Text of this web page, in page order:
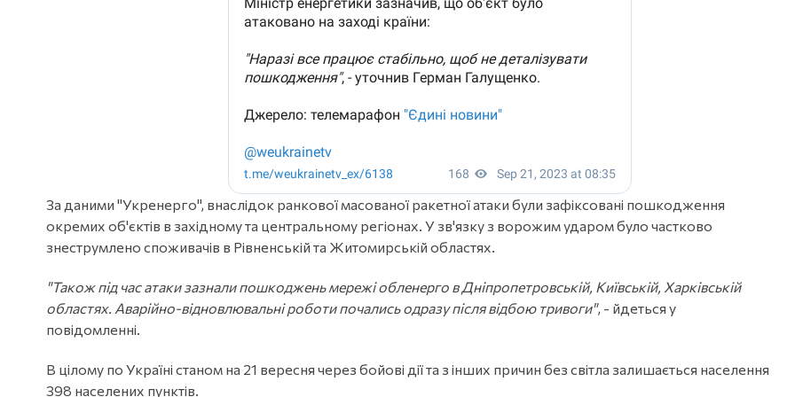
За даними "Укренерго", внаслідок ранкової масованої ракетної атаки були зафіксовані пошкодження
окремих об'єктів в західному та центральному регіонах. У зв'язку з ворожим ударом було частково
знеструмлено споживачів в Рівненській та Житомирській областях.
"Також під час атаки зазнали пошкоджень мережі обленерго в Дніпропетровській, Київській, Харківській
областях. Аварійно-відновлювальні роботи почались одразу після відбою тривоги", - йдеться у
повідомленні.
В цілому по Україні станом на 21 вересня через бойові дії та з інших причин без світла залишається населення
398 населених пунктів.